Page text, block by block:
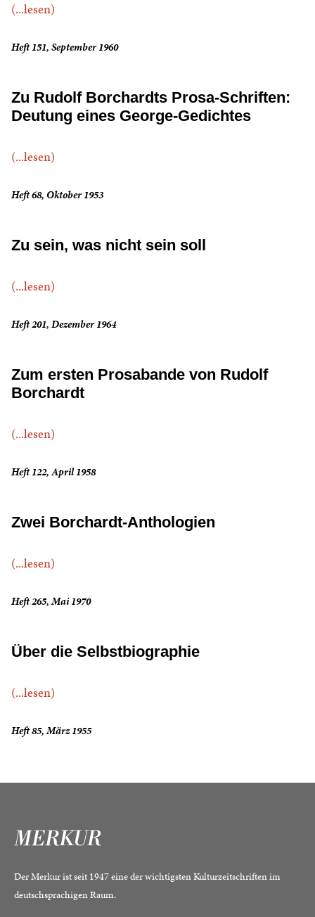
(...lesen)
Heft 151, September 1960
Zu Rudolf Borchardts Prosa-Schriften:
Deutung eines George-Gedichtes
(...lesen)
Heft 68, Oktober 1953
Zu sein, was nicht sein soll
(...lesen)
Heft 201, Dezember 1964
Zum ersten Prosabande von Rudolf
Borchardt
(...lesen)
Heft 122, April 1958
Zwei Borchardt-Anthologien
(...lesen)
Heft 265, Mai 1970
Über die Selbstbiographie
(...lesen)
Heft 85, März 1955
Der Merkur ist seit 1947 eine der wichtigsten Kulturzeitschriften im
deutschsprachigen Raum.